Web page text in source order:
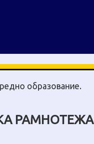
образование.
РАМНОТЕЖА